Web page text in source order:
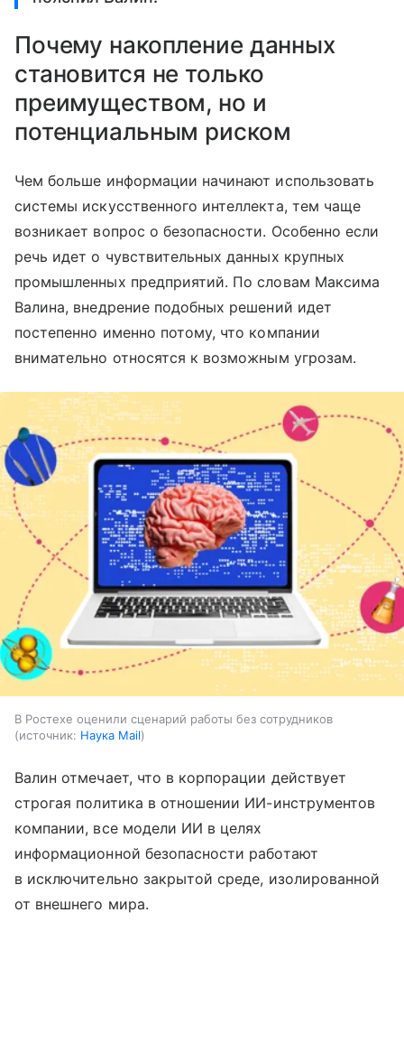
Почему накопление данных
становится не только
преимуществом, но и
потенциальным риском
Чем больше информации начинают использовать
системы искусственного интеллекта, тем чаще
возникает вопрос о безопасности. Особенно если
речь идет о чувствительных данных крупных
промышленных предприятий. По словам Максима
Валина, внедрение подобных решений идет
постепенно именно потому, что компании
внимательно относятся к возможным угрозам.
В Ростехе оценили сценарий работы без сотрудников
источник: Наука Mail
Валин отмечает, что в корпорации действует
строгая политика в отношении ИИ-инструментов
компании, все модели ИИ в целях
информационной безопасности работают
в исключительно закрытой среде, изолированной
от внешнего мира.